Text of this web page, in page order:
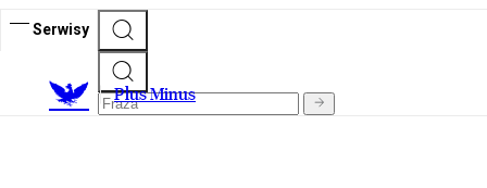
Serwisy
Plus Minus